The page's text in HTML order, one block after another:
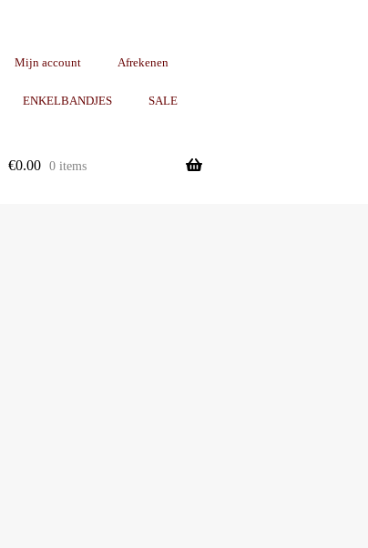
Mijn account Afrekenen
ENKELBANDJES SALE
€0.00 0 items